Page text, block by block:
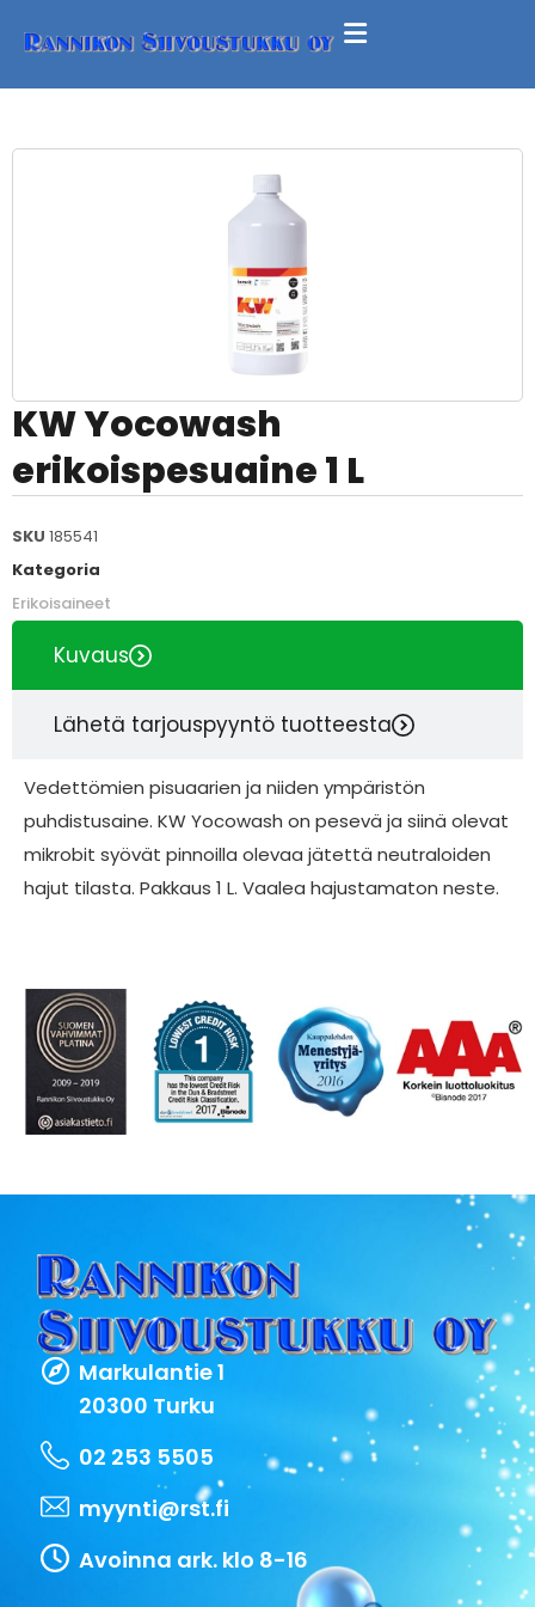
KW Yocowash
erikoispesuaine 1 L
SKU 185541
Kategoria
Erikoisaineet
Kuvaus
Lähetä tarjouspyyntö tuotteesta
Vedettömien pisuaarien ja niiden ympäristön
puhdistusaine. KW Yocowash on pesevä ja siinä olevat
mikrobit syövät pinnoilla olevaa jätettä neutraloiden
hajut tilasta. Pakkaus 1 L. Vaalea hajustamaton neste.
Markulantie 1
20300 Turku
02 253 5505
myynti@rst.fi
Avoinna ark. klo 8-16